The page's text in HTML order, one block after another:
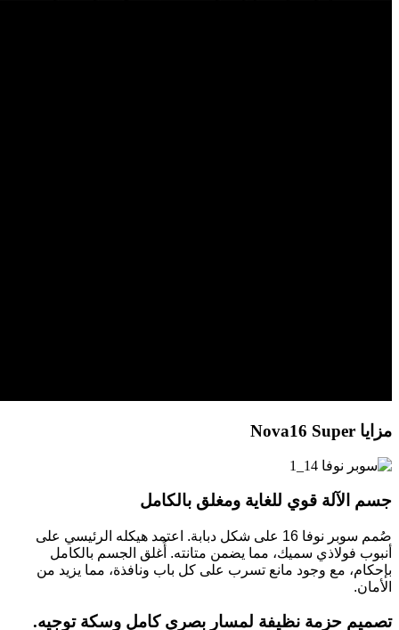
مزايا Nova16 Super
جسم الآلة قوي للغاية ومغلق بالكامل
صُمم سوبر نوفا 16 على شكل دبابة. اعتمد هيكله الرئيسي على
أنبوب فولاذي سميك، مما يضمن متانته. أُغلق الجسم بالكامل
بإحكام، مع وجود مانع تسرب على كل باب ونافذة، مما يزيد من
الأمان.
تصميم حزمة نظيفة لمسار بصري كامل وسكة توجيه.